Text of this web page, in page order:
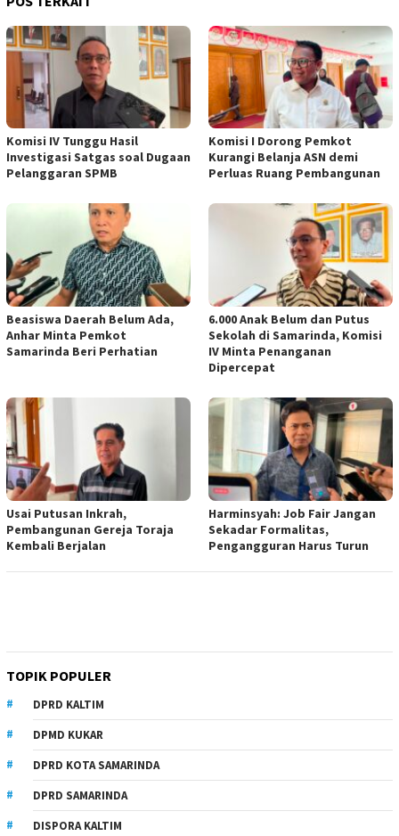
Komisi IV Tunggu Hasil
Investigasi Satgas soal Dugaan
Pelanggaran SPMB
Komisi I Dorong Pemkot
Kurangi Belanja ASN demi
Perluas Ruang Pembangunan
Beasiswa Daerah Belum Ada,
Anhar Minta Pemkot
Samarinda Beri Perhatian
6.000 Anak Belum dan Putus
Sekolah di Samarinda, Komisi
IV Minta Penanganan
Dipercepat
Usai Putusan Inkrah,
Pembangunan Gereja Toraja
Kembali Berjalan
Harminsyah: Job Fair Jangan
Sekadar Formalitas,
Pengangguran Harus Turun
TOPIK POPULER
DPRD KALTIM
DPMD KUKAR
DPRD KOTA SAMARINDA
DPRD SAMARINDA
DISPORA KALTIM